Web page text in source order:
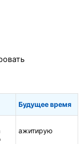
Будущее время
ажитирую